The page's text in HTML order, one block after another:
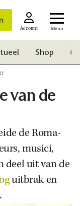
Account Menu
Shop
van de
de Roma-
musici,
deel uit van de
uitbrak en